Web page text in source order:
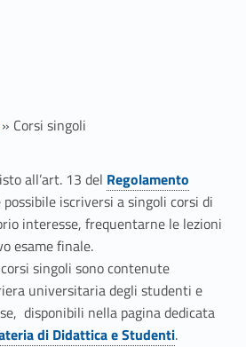
Corsi singoli
all’art. 13 del Regolamento
possibile iscriversi a singoli corsi di
interesse, frequentarne le lezioni
esame finale.
singoli sono contenute
universitaria degli studenti e
disponibili nella pagina dedicata
di Didattica e Studenti.